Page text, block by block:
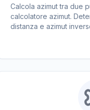
Calcola azimut tra due
calcolatore azimut.
distanza e azimut